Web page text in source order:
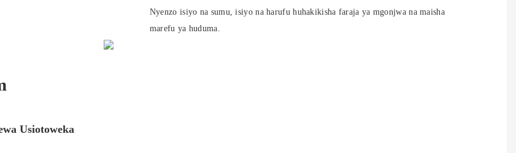
Nyenzo isiyo na sumu, isiyo na harufu huhakikisha faraja ya mgonjwa na maisha
marefu ya huduma.
Usiotoweka